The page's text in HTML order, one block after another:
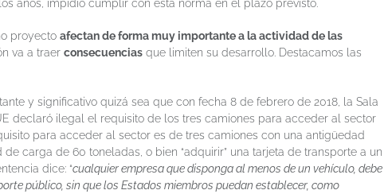
años, impidió cumplir con esta norma en el plazo previsto.
proyectoafectan de forma muy importante a la actividad de las
va a traerconsecuencias que limiten su desarrollo. Destacamos las
y significativo quizá sea que con fecha 8 de febrero de 2018, la Sala
declaró ilegal el requisito de los tres camiones para acceder al sector
para acceder al sector es de tres camiones con una antigüedad
carga de 60 toneladas, o bien “adquirir” una tarjeta de transporte a un
dice: “cualquier empresa que disponga al menos de un vehículo, debe
público, sin que los Estados miembros puedan establecer, como